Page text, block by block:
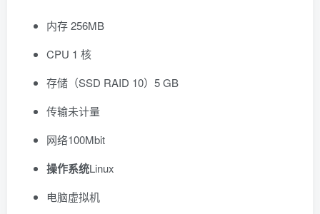
内存 256MB
CPU 1 核
存储（SSD RAID 10）5 GB
传输未计量
网络100Mbit
操作系统Linux
电脑虚拟机